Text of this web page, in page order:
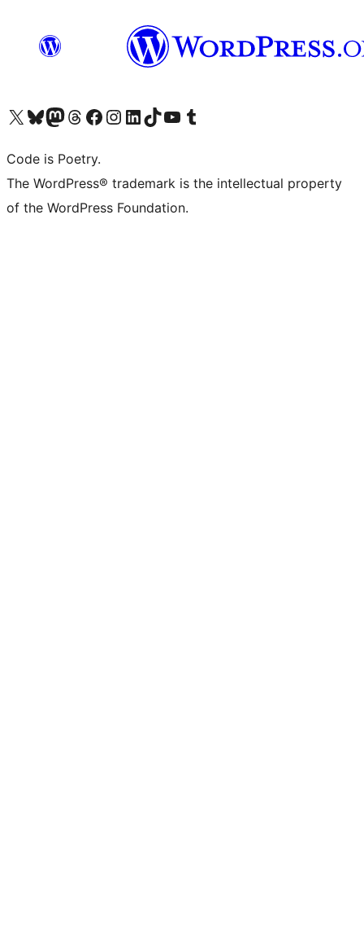
Bezoek ons X (voorheen Twitter) account
Bezoek onze Bluesky account
Bezoek ons Mastodon account
Bezoek onze Threads account
Onze Facebookpagina bezoeken
Bezoek onze Instagram account
Bezoek onze LinkedIn account
Bezoek onze TikTok account
Bezoek ons YouTube kanaalBezoek onze Tumblr account
Code is Poetry.
The WordPress® trademark is the intellectual property
of the WordPress Foundation.